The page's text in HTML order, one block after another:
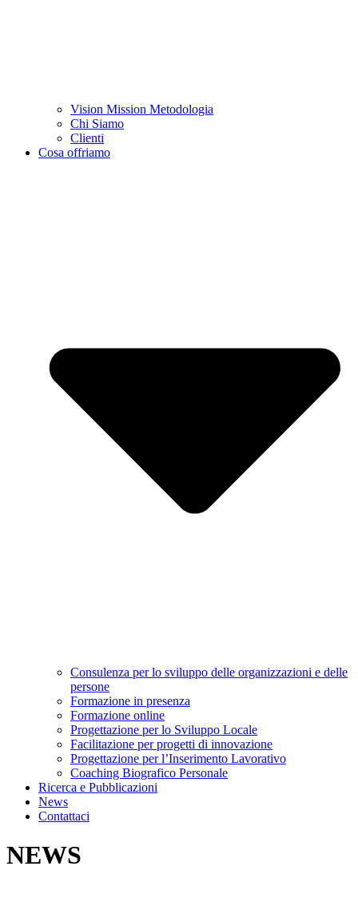
Vision Mission Metodologia
Chi Siamo
Clienti
Cosa offriamo
Consulenza per lo sviluppo delle organizzazioni e delle
persone
Formazione in presenza
Formazione online
Progettazione per lo Sviluppo Locale
Facilitazione per progetti di innovazione
Progettazione per l’Inserimento Lavorativo
Coaching Biografico Personale
Ricerca e Pubblicazioni
News
Contattaci
NEWS